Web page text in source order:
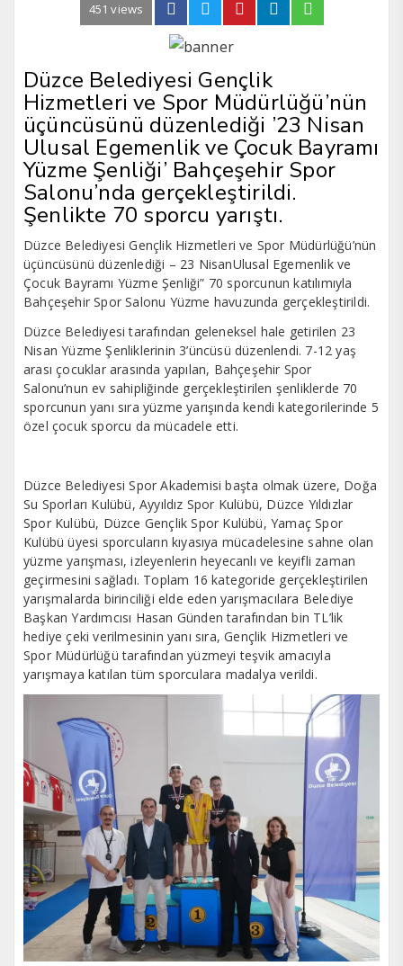
451 views
Düzce Belediyesi Gençlik
Hizmetleri ve Spor Müdürlüğü’nün
üçüncüsünü düzenlediği ’23 Nisan
Ulusal Egemenlik ve Çocuk Bayramı
Yüzme Şenliği’ Bahçeşehir Spor
Salonu’nda gerçekleştirildi.
Şenlikte 70 sporcu yarıştı.
Düzce Belediyesi Gençlik Hizmetleri ve Spor Müdürlüğü’nün
üçüncüsünü düzenlediği – 23 NisanUlusal Egemenlik ve
Çocuk Bayramı Yüzme Şenliği” 70 sporcunun katılımıyla
Bahçeşehir Spor Salonu Yüzme havuzunda gerçekleştirildi.
Düzce Belediyesi tarafından geleneksel hale getirilen 23
Nisan Yüzme Şenliklerinin 3’üncüsü düzenlendi. 7-12 yaş
arası çocuklar arasında yapılan, Bahçeşehir Spor
Salonu’nun ev sahipliğinde gerçekleştirilen şenliklerde 70
sporcunun yanı sıra yüzme yarışında kendi kategorilerinde 5
özel çocuk sporcu da mücadele etti.
Düzce Belediyesi Spor Akademisi başta olmak üzere, Doğa
Su Sporları Kulübü, Ayyıldız Spor Kulübü, Düzce Yıldızlar
Spor Kulübü, Düzce Gençlik Spor Kulübü, Yamaç Spor
Kulübü üyesi sporcuların kıyasıya mücadelesine sahne olan
yüzme yarışması, izleyenlerin heyecanlı ve keyifli zaman
geçirmesini sağladı. Toplam 16 kategoride gerçekleştirilen
yarışmalarda birinciliği elde eden yarışmacılara Belediye
Başkan Yardımcısı Hasan Günden tarafından bin TL’lik
hediye çeki verilmesinin yanı sıra, Gençlik Hizmetleri ve
Spor Müdürlüğü tarafından yüzmeyi teşvik amacıyla
yarışmaya katılan tüm sporculara madalya verildi.